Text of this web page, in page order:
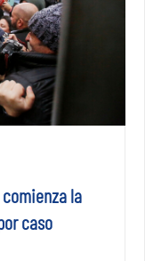
la
caso